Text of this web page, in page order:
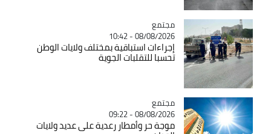
Catégorie
مجتمع
08/08/2026 - 10:42
إجراءات استباقية بمختلف ولايات الوطن
تحسبا للتقلبات الجوية
Catégorie
مجتمع
08/08/2026 - 09:22
موجة حر وأمطار رعدية على عديد ولايات